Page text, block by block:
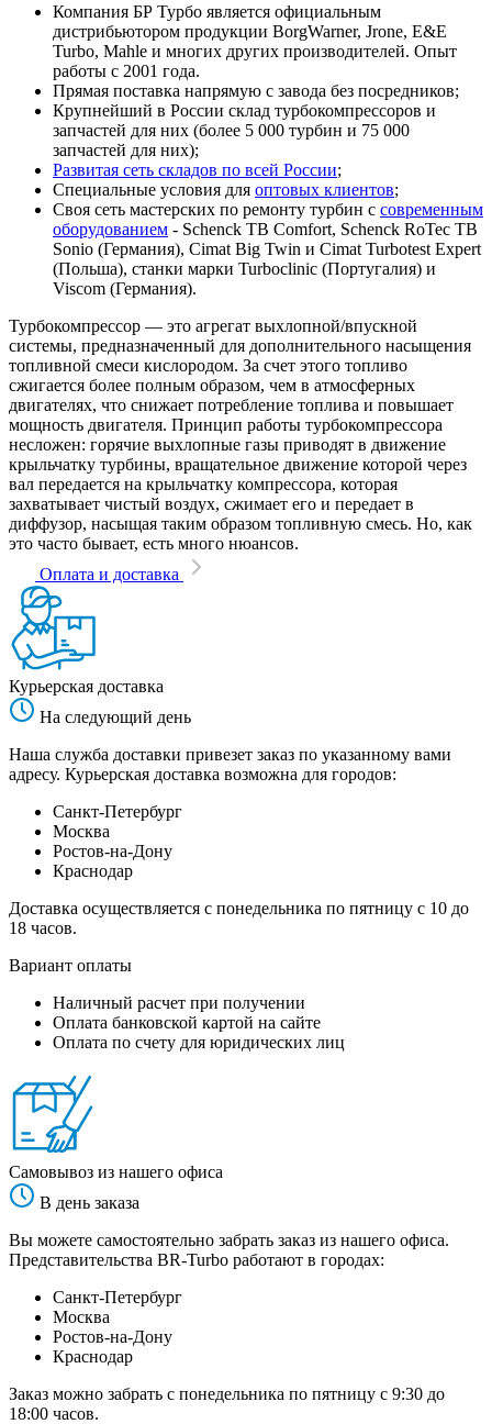
Компания БР Турбо является официальным
дистрибьютором продукции BorgWarner, Jrone, E&E
Turbo, Mahle и многих других производителей. Опыт
работы с 2001 года.
Прямая поставка напрямую с завода без посредников;
Крупнейший в России склад турбокомпрессоров и
запчастей для них (более 5 000 турбин и 75 000
запчастей для них);
Развитая сеть складов по всей России;
Специальные условия для оптовых клиентов;
Своя сеть мастерских по ремонту турбин с современным
оборудованием - Schenck TB Comfort, Schenck RoTec TB
Sonio (Германия), Cimat Big Twin и Cimat Turbotest Expert
(Польша), станки марки Turboclinic (Португалия) и
Viscom (Германия).
Турбокомпрессор — это агрегат выхлопной/впускной
системы, предназначенный для дополнительного насыщения
топливной смеси кислородом. За счет этого топливо
сжигается более полным образом, чем в атмосферных
двигателях, что снижает потребление топлива и повышает
мощность двигателя. Принцип работы турбокомпрессора
несложен: горячие выхлопные газы приводят в движение
крыльчатку турбины, вращательное движение которой через
вал передается на крыльчатку компрессора, которая
захватывает чистый воздух, сжимает его и передает в
диффузор, насыщая таким образом топливную смесь. Но, как
это часто бывает, есть много нюансов.
Оплата и доставка
Курьерская доставка
На следующий день
Наша служба доставки привезет заказ по указанному вами
адресу. Курьерская доставка возможна для городов:
Санкт-Петербург
Москва
Ростов-на-Дону
Краснодар
Доставка осуществляется с понедельника по пятницу с 10 до
18 часов.
Вариант оплаты
Наличный расчет при получении
Оплата банковской картой на сайте
Оплата по счету для юридических лиц
Самовывоз из нашего офиса
В день заказа
Вы можете самостоятельно забрать заказ из нашего офиса.
Представительства BR-Turbo работают в городах:
Санкт-Петербург
Москва
Ростов-на-Дону
Краснодар
Заказ можно забрать с понедельника по пятницу с 9:30 до
18:00 часов.